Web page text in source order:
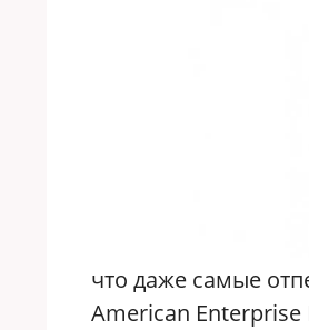
что даже самые
American